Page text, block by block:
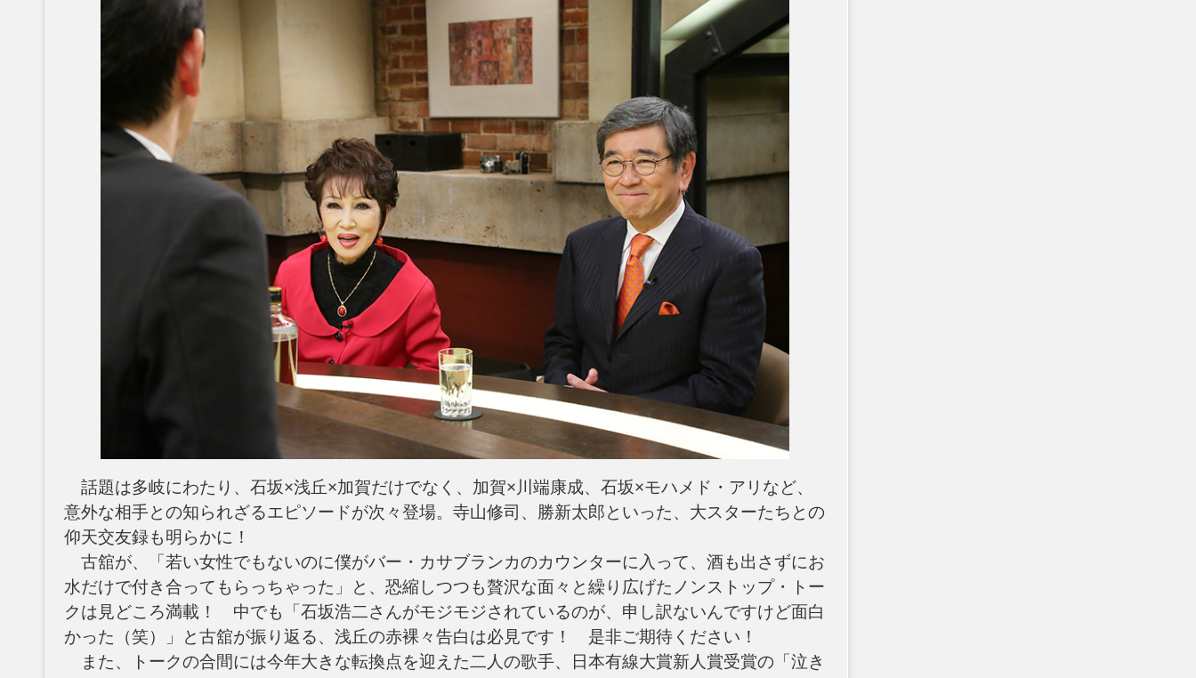
話題は多岐にわたり、石坂×浅丘×加賀だけでなく、加賀×川端康成、石坂×モハメド・アリなど、
意外な相手との知られざるエピソードが次々登場。寺山修司、勝新太郎といった、大スターたちとの
仰天交友録も明らかに！
古舘が、「若い女性でもないのに僕がバー・カサブランカのカウンターに入って、酒も出さずにお
水だけで付き合ってもらっちゃった」と、恐縮しつつも贅沢な面々と繰り広げたノンストップ・トー
クは見どころ満載！ 中でも「石坂浩二さんがモジモジされているのが、申し訳ないんですけど面白
かった（笑）」と古舘が振り返る、浅丘の赤裸々告白は必見です！ 是非ご期待ください！
また、トークの合間には今年大きな転換点を迎えた二人の歌手、日本有線大賞新人賞受賞の「泣き